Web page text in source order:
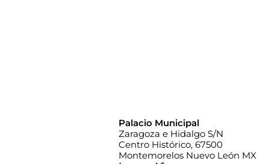
Palacio Municipal
Zaragoza e Hidalgo S/N
Centro Histórico, 67500
Montemorelos Nuevo León MX